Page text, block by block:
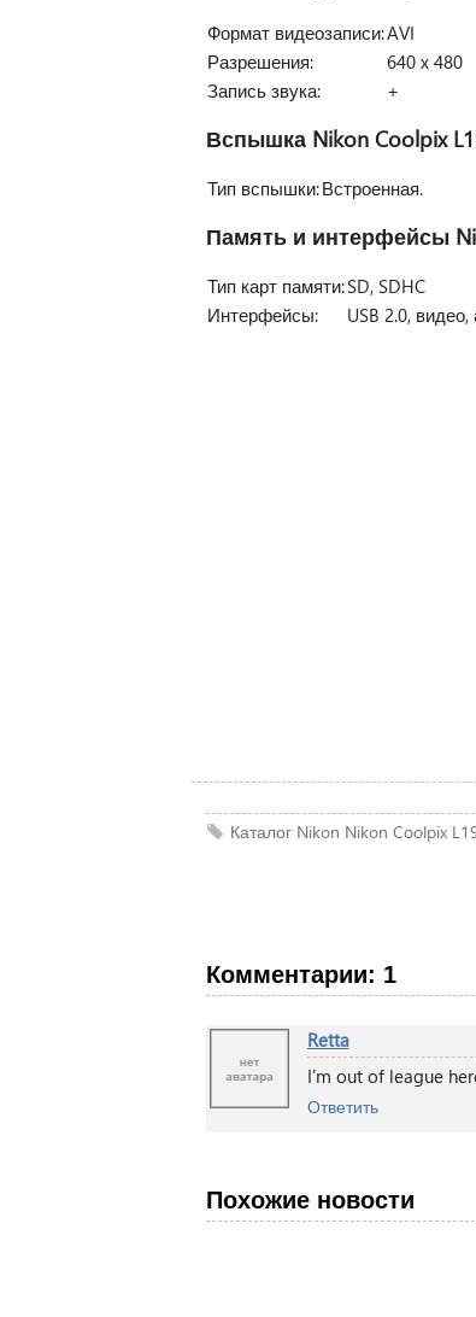
Формат видеозаписи:AVI
Разрешения:
640 x 480
Запись звука:
+
Вспышка Nikon Coolpix
Тип вспышки:Встроенная.
Память и интерфейсы
Тип карт памяти:SD, SDHC
Интерфейсы:
USB 2.0, видео,
Каталог Nikon Nikon Coolpix
Комментарии: 1
Retta
I'm out of league
Ответить
Похожие новости